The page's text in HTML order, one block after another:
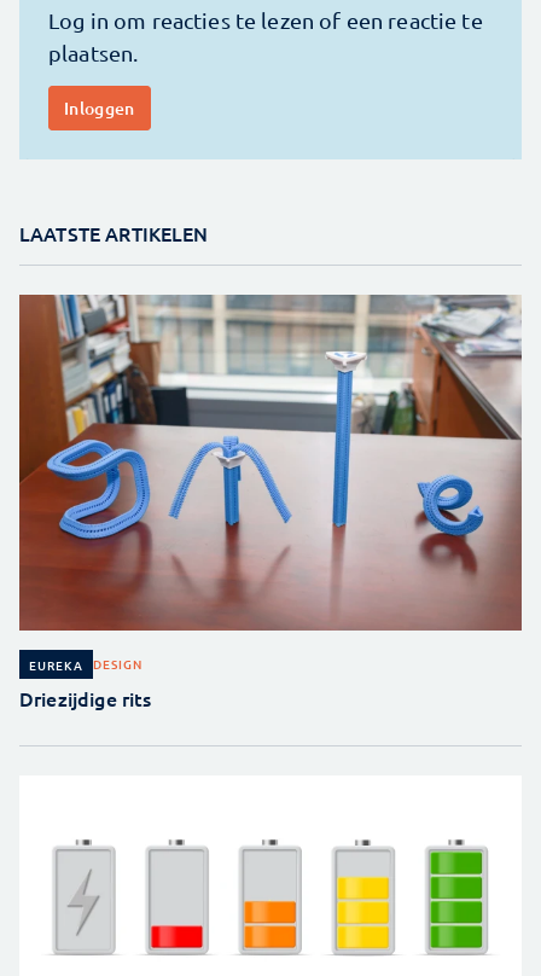
LAATSTE ARTIKELEN
EUREKA DESIGN
Driezijdige rits